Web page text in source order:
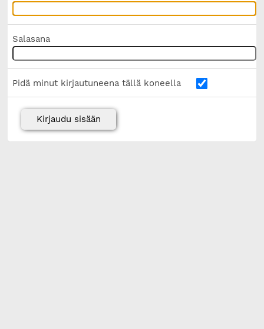
Salasana
Pidä minut kirjautuneena tällä koneella